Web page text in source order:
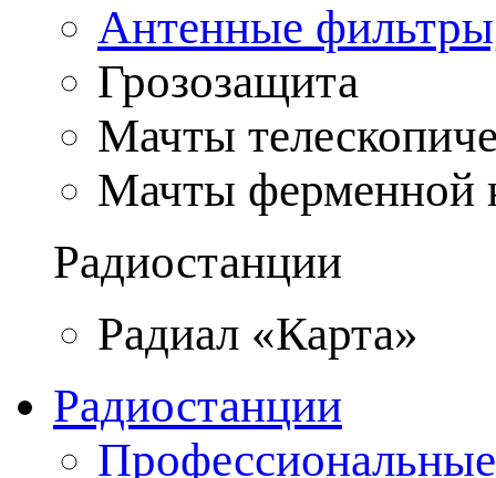
Антенные
Грозозащита
Мачты
Мачты ферменной
Радиостанции
Радиал «Карта»
Радиостанции